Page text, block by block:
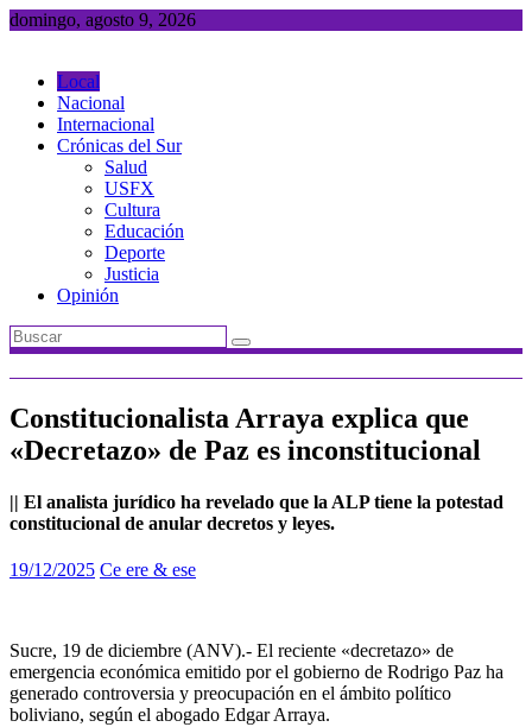
Saltar
domingo, agosto 9, 2026
Local
Nacional
Internacional
Crónicas del Sur
Salud
USFX
Cultura
Educación
Deporte
Justicia
Opinión
Constitucionalista Arraya explica que
«Decretazo» de Paz es inconstitucional
|| El analista jurídico ha revelado que la ALP tiene la potestad
constitucional de anular decretos y leyes.
19/12/2025 Ce ere & ese
Sucre, 19 de diciembre (ANV).- El reciente «decretazo» de
emergencia económica emitido por el gobierno de Rodrigo Paz ha
generado controversia y preocupación en el ámbito político
boliviano, según el abogado Edgar Arraya.